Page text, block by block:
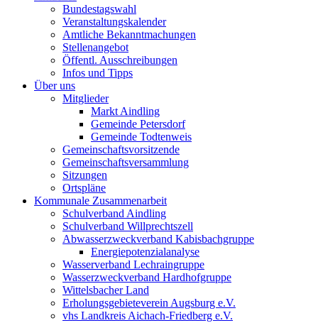
Bundestagswahl
Veranstaltungskalender
Amtliche Bekanntmachungen
Stellenangebot
Öffentl. Ausschreibungen
Infos und Tipps
Über uns
Mitglieder
Markt Aindling
Gemeinde Petersdorf
Gemeinde Todtenweis
Gemeinschaftsvorsitzende
Gemeinschaftsversammlung
Sitzungen
Ortspläne
Kommunale Zusammenarbeit
Schulverband Aindling
Schulverband Willprechtszell
Abwasserzweckverband Kabisbachgruppe
Energiepotenzialanalyse
Wasserverband Lechraingruppe
Wasserzweckverband Hardhofgruppe
Wittelsbacher Land
Erholungsgebieteverein Augsburg e.V.
vhs Landkreis Aichach-Friedberg e.V.